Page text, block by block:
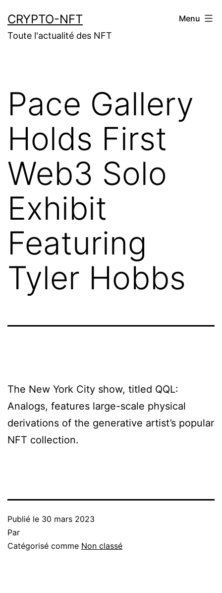
au
contenu
CRYPTO-NFT
Toute l'actualité des NFT
Menu
Pace Gallery
Holds First
Web3 Solo
Exhibit
Featuring
Tyler Hobbs
The New York City show, titled QQL:
Analogs, features large-scale physical
derivations of the generative artist’s popular
NFT collection.
Publié le 30 mars 2023
Par
Catégorisé comme Non classé